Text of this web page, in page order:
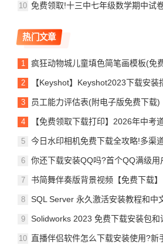
免费领取!十三中七年级数学期中试
热门文章
疯狂动物城儿童填色简笔画模板(免
【Keyshot】Keyshot2023下载安装指南,
员工能力评估表(附电子版免费下载)
【免费领取下载打印】2026年中考道法:一轮复习全六册综合训练含
今日水印相机免费下载全攻略!多渠道下载+安装+注册步骤!工作
你还下载安装QQ吗?首个QQ满级用
书简舞伴奏版背景视频【免费下载】
SQL Server 永久激活安装教程和中文安装
Solidworks 2023 免费下载安装包和详细安装
直播伴侣软件怎么下载安装使用?新